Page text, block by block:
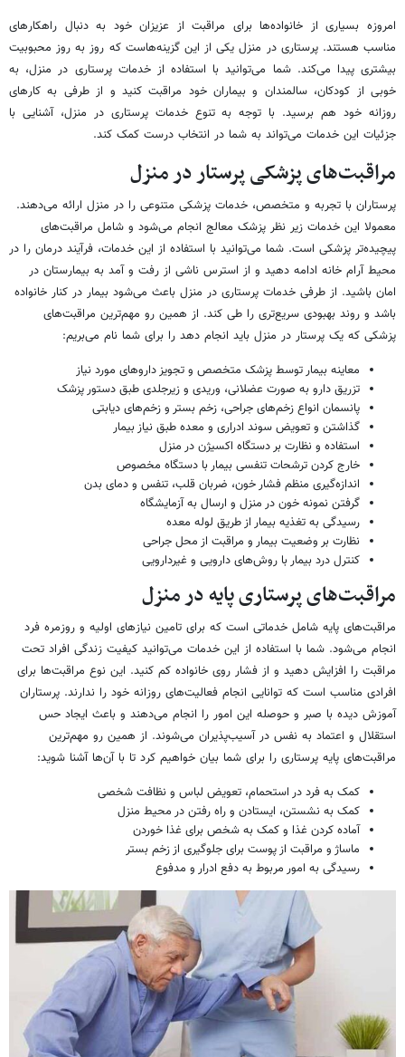
امروزه بسیاری از خانواده‌ها برای مراقبت از عزیزان خود به دنبال راهکارهای
مناسب هستند. پرستاری در منزل یکی از این گزینه‌هاست که روز به روز محبوبیت
بیشتری پیدا می‌کند. شما می‌توانید با استفاده از خدمات پرستاری در منزل، به
خوبی از کودکان، سالمندان و بیماران خود مراقبت کنید و از طرفی به کارهای
روزانه خود هم برسید. با توجه به تنوع خدمات پرستاری در منزل، آشنایی با
جزئیات این خدمات می‌تواند به شما در انتخاب درست کمک کند.
مراقبت‌های پزشکی پرستار در منزل
پرستاران با تجربه و متخصص، خدمات پزشکی متنوعی را در منزل ارائه می‌دهند.
معمولا این خدمات زیر نظر پزشک معالج انجام می‌شود و شامل مراقبت‌های
پیچیده‌تر پزشکی است. شما می‌توانید با استفاده از این خدمات، فرآیند درمان را در
محیط آرام خانه ادامه دهید و از استرس ناشی از رفت و آمد به بیمارستان در
امان باشید. از طرفی خدمات پرستاری در منزل باعث می‌شود بیمار در کنار خانواده
باشد و روند بهبودی سریع‌تری را طی کند. از همین رو مهم‌ترین مراقبت‌های
پزشکی که یک پرستار در منزل باید انجام دهد را برای شما نام می‌بریم:
معاینه بیمار توسط پزشک متخصص و تجویز داروهای مورد نیاز
تزریق دارو به صورت عضلانی، وریدی و زیرجلدی طبق دستور پزشک
پانسمان انواع زخم‌های جراحی، زخم بستر و زخم‌های دیابتی
گذاشتن و تعویض سوند ادراری و معده طبق نیاز بیمار
استفاده و نظارت بر دستگاه اکسیژن در منزل
خارج کردن ترشحات تنفسی بیمار با دستگاه مخصوص
اندازه‌گیری منظم فشار خون، ضربان قلب، تنفس و دمای بدن
گرفتن نمونه خون در منزل و ارسال به آزمایشگاه
رسیدگی به تغذیه بیمار از طریق لوله معده
نظارت بر وضعیت بیمار و مراقبت از محل جراحی
کنترل درد بیمار با روش‌های دارویی و غیردارویی
مراقبت‌های پرستاری پایه در منزل
مراقبت‌های پایه شامل خدماتی است که برای تامین نیازهای اولیه و روزمره فرد
انجام می‌شود. شما با استفاده از این خدمات می‌توانید کیفیت زندگی افراد تحت
مراقبت را افزایش دهید و از فشار روی خانواده کم کنید. این نوع مراقبت‌ها برای
افرادی مناسب است که توانایی انجام فعالیت‌های روزانه خود را ندارند. پرستاران
آموزش دیده با صبر و حوصله این امور را انجام می‌دهند و باعث ایجاد حس
استقلال و اعتماد به نفس در آسیب‌پذیران می‌شوند. از همین رو مهم‌ترین
مراقبت‌های پایه پرستاری را برای شما بیان خواهیم کرد تا با آن‌ها آشنا شوید:
کمک به فرد در استحمام، تعویض لباس و نظافت شخصی
کمک به نشستن، ایستادن و راه رفتن در محیط منزل
آماده کردن غذا و کمک به شخص برای غذا خوردن
ماساژ و مراقبت از پوست برای جلوگیری از زخم بستر
رسیدگی به امور مربوط به دفع ادرار و مدفوع